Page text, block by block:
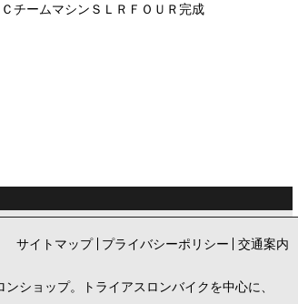
チームマシンＳＬＲＦＯＵＲ完成
サイトマップ プライバシーポリシー 交通案内
ショップ。トライアスロンバイクを中心に、